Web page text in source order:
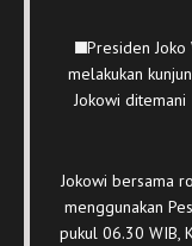
Presiden
melakukan
Jokowi
Jokowi bersama
menggunakan
pukul 06.30 WIB,